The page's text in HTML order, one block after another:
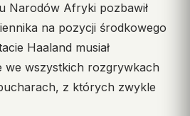
Narodów Afryki pozbawił
na pozycji środkowego
Haaland musiał
we wszystkich rozgrywkach
z których zwykle